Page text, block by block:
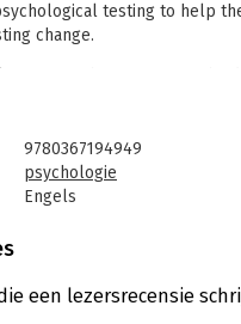
testing to help
change.
and detailed instructions on
situations. Additionally,
the development of TA,
the most up-to-date
part of the book, the
a clinical case. Further
of clients, including those
9780367194949
psychologie
Engels
1een lezersrecensie